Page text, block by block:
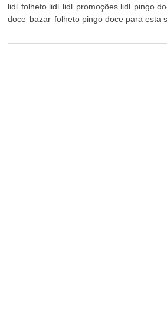
lidl folheto lidl lidl promoções lidl pingo
doce bazar folheto pingo doce para esta